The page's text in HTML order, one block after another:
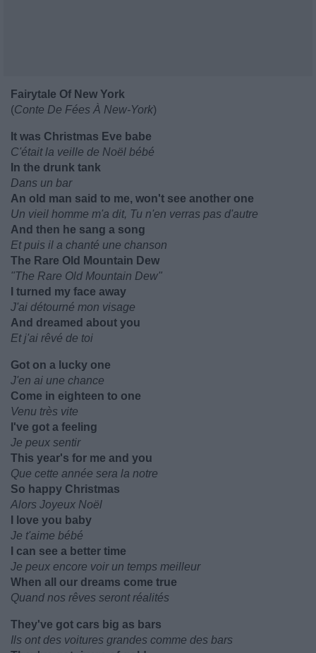
Fairytale Of New York
(Conte De Fées À New-York)
It was Christmas Eve babe
C'était la veille de Noël bébé
In the drunk tank
Dans un bar
An old man said to me, won't see another one
Un vieil homme m'a dit, Tu n'en verras pas d'autre
And then he sang a song
Et puis il a chanté une chanson
The Rare Old Mountain Dew
"The Rare Old Mountain Dew"
I turned my face away
J'ai détourné mon visage
And dreamed about you
Et j'ai rêvé de toi
Got on a lucky one
J'en ai une chance
Come in eighteen to one
Venu très vite
I've got a feeling
Je peux sentir
This year's for me and you
Que cette année sera la notre
So happy Christmas
Alors Joyeux Noël
I love you baby
Je t'aime bébé
I can see a better time
Je peux encore voir un temps meilleur
When all our dreams come true
Quand nos rêves seront réalités
They've got cars big as bars
Ils ont des voitures grandes comme des bars